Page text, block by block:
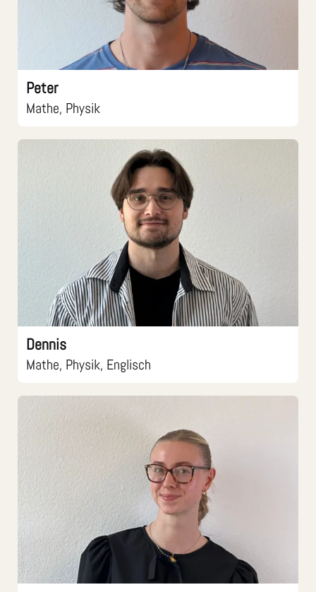
Peter
Mathe, Physik
Dennis
Mathe, Physik, Englisch